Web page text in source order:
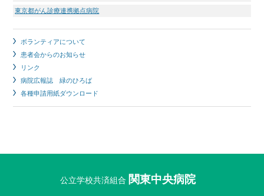
東京都がん診療連携拠点病院
ボランティアについて
患者会からのお知らせ
リンク
病院広報誌 緑のひろば
各種申請用紙ダウンロード
公立学校共済組合 関東中央病院